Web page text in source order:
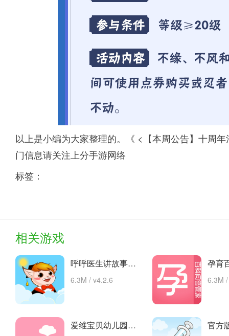
以上是小编为大家整理的。《 <【本周公告】十周
门信息请关注上分手游网络
标签：
相关游戏
呼呼医生讲故事手机版的故事 安卓下载
6.3M / v4.2.6 6.3M
爱维宝贝幼儿园管理平台 app下载